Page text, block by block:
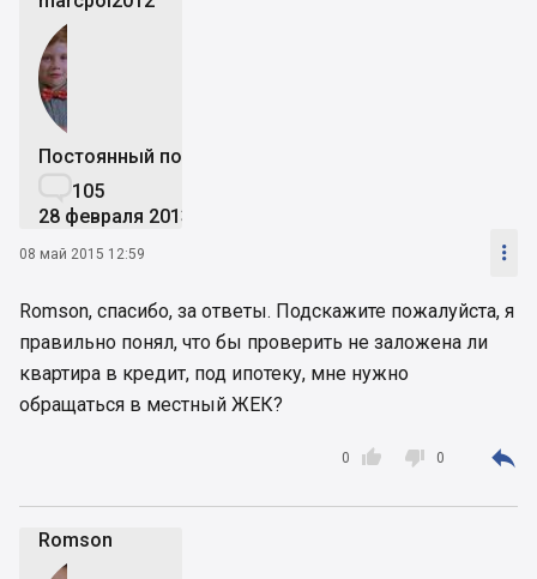
Постоянный пользователь
105
28 февраля 2013
08 май 2015 12:59 
Romson, спасибо, за ответы. Подскажите пожалуйста, я
правильно понял, что бы проверить не заложена ли
квартира в кредит, под ипотеку, мне нужно
обращаться в местный ЖЕК?

0  0 
Romson